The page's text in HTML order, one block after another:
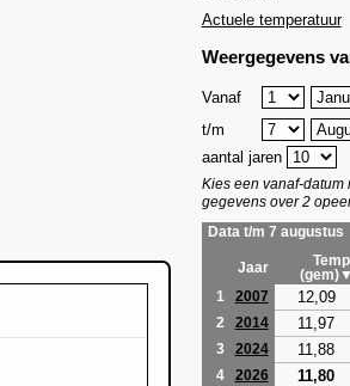
Actuele temperatuur
Weergegevens
Vanaf
t/m
aantal jaren
Kies een vanaf-datum
gegevens over 2
Data t/m 7 augustus
Jaar
(gem)▼
1
2007 12,09
2 2014 11,97
3 2024 11,88
4 2026 11,80